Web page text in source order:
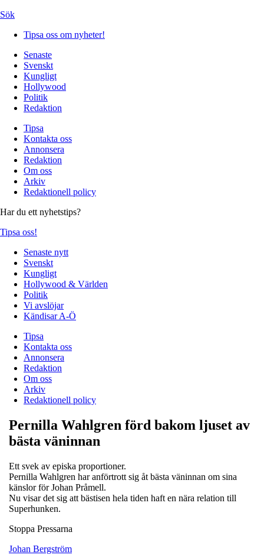
Sök
Tipsa oss om nyheter!
Senaste
Svenskt
Kungligt
Hollywood
Politik
Redaktion
Tipsa
Kontakta oss
Annonsera
Redaktion
Om oss
Arkiv
Redaktionell policy
Har du ett nyhetstips?
Tipsa oss!
Senaste nytt
Svenskt
Kungligt
Hollywood & Världen
Politik
Vi avslöjar
Kändisar A-Ö
Tipsa
Kontakta oss
Annonsera
Redaktion
Om oss
Arkiv
Redaktionell policy
Pernilla Wahlgren förd bakom ljuset av
bästa väninnan
Ett svek av episka proportioner.
Pernilla Wahlgren har anförtrott sig åt bästa väninnan om sina
känslor för Johan Pråmell.
Nu visar det sig att bästisen hela tiden haft en nära relation till
Superhunken.
Stoppa Pressarna
Johan Bergström